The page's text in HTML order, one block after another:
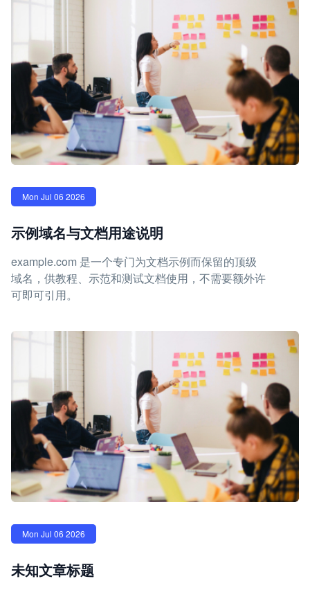
Mon Jul 06 2026
示例域名与文档用途说明
example.com 是一个专门为文档示例而保留的顶级
域名，供教程、示范和测试文档使用，不需要额外许
可即可引用。
Mon Jul 06 2026
未知文章标题